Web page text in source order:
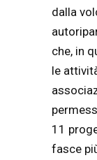
dalla
che, in
le
11
fasce